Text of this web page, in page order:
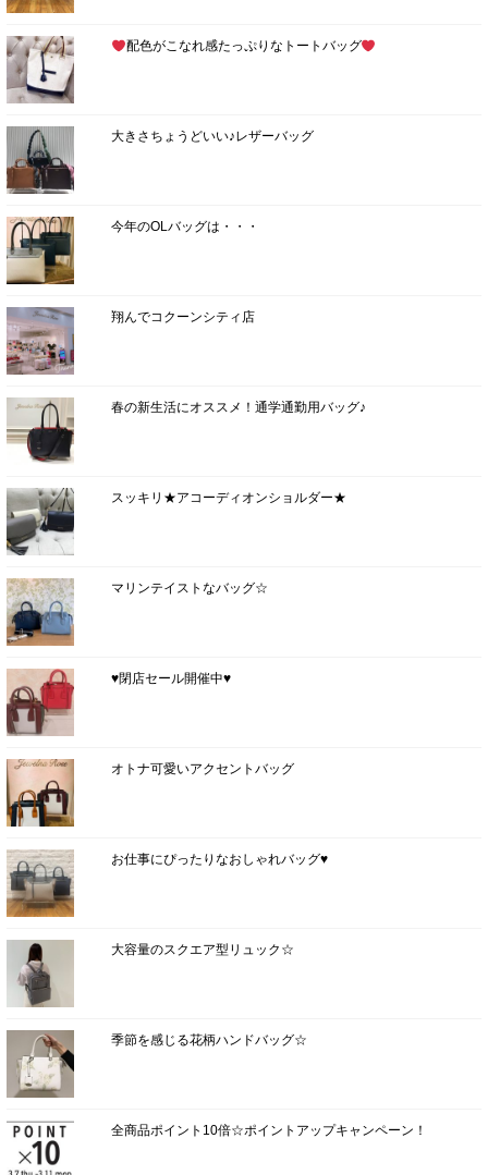
配色がこなれ感たっぷりなトートバッグ
大きさちょうどいい♪レザーバッグ
今年のOLバッグは・・・
翔んでコクーンシティ店
春の新生活にオススメ！通学通勤用バッグ♪
スッキリ★アコーディオンショルダー★
マリンテイストなバッグ☆
♥閉店セール開催中♥
オトナ可愛いアクセントバッグ
お仕事にぴったりなおしゃれバッグ♥
大容量のスクエア型リュック☆
季節を感じる花柄ハンドバッグ☆
全商品ポイント10倍☆ポイントアップキャンペーン！